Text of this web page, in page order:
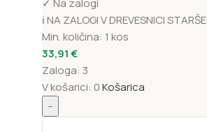
✓ Na zalogi
ℹ️ NA ZALOGI V DREVESNICI STARŠE
Min. količina: 1 kos
33,91€
Zaloga: 3
V košarici: 0Košarica
–